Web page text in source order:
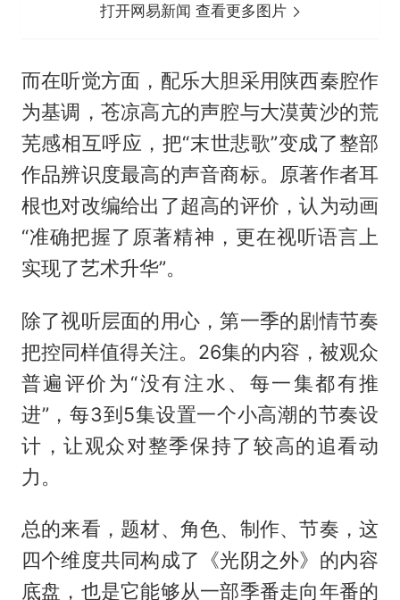
打开网易新闻 查看更多图片
而在听觉方面，配乐大胆采用陕西秦腔作
为基调，苍凉高亢的声腔与大漠黄沙的荒
芜感相互呼应，把“末世悲歌”变成了整部
作品辨识度最高的声音商标。原著作者耳
根也对改编给出了超高的评价，认为动画
“准确把握了原著精神，更在视听语言上
实现了艺术升华”。
除了视听层面的用心，第一季的剧情节奏
把控同样值得关注。26集的内容，被观众
普遍评价为“没有注水、每一集都有推
进”，每3到5集设置一个小高潮的节奏设
计，让观众对整季保持了较高的追看动
力。
总的来看，题材、角色、制作、节奏，这
四个维度共同构成了《光阴之外》的内容
底盘，也是它能够从一部季番走向年番的